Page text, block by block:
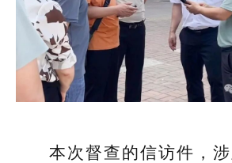
本次督查的信访件，